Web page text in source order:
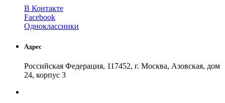
В Контакте
Facebook
Одноклассники
Адрес
Российская Федерация, 117452, г. Москва, Азовская, дом
24, корпус 3